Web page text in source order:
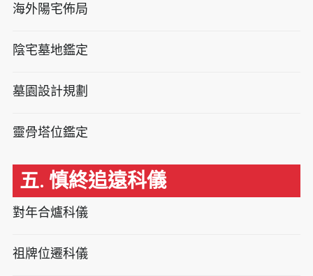
海外陽宅佈局
陰宅墓地鑑定
墓園設計規劃
靈骨塔位鑑定
五. 慎終追遠科儀
對年合爐科儀
祖牌位遷科儀